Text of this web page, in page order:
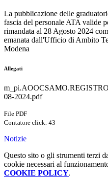
La pubblicazione delle
fascia del personale ATA valide
rimandata al 28 Agosto 2024
emanata dall'Ufficio di Ambito
Modena
Allegati
08-2024.pdf
File PDF
Contatore click: 43
Notizie
Questo sito o gli strumenti terzi
cookie necessari al
COOKIE POLICY.